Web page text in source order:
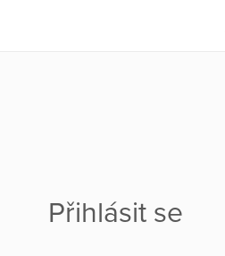
Přihlásit se